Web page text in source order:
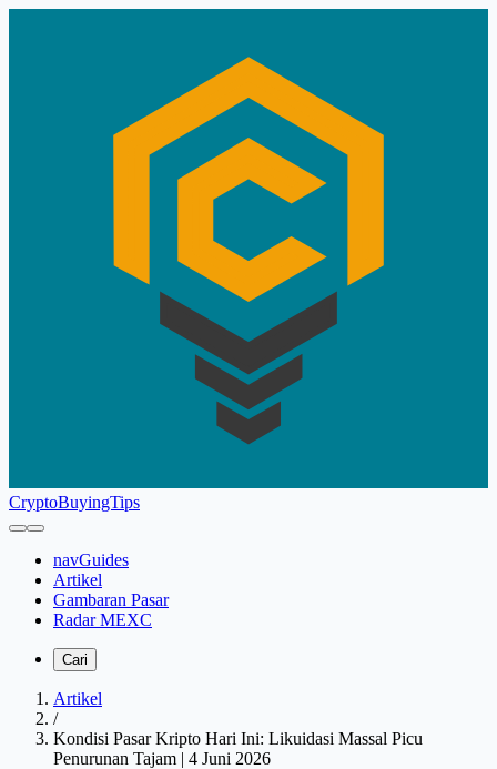
CryptoBuyingTips
navGuides
Artikel
Gambaran Pasar
Radar MEXC
Cari
Artikel
/
Kondisi Pasar Kripto Hari Ini: Likuidasi Massal Picu
Penurunan Tajam | 4 Juni 2026